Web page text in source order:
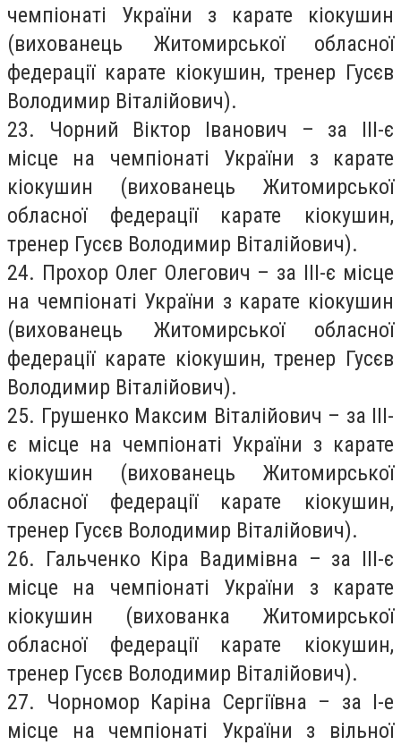
чемпіонаті України з карате кіокушин
(вихованець Житомирської обласної
федерації карате кіокушин, тренер Гусєв
Володимир Віталійович).
23. Чорний Віктор Іванович – за ІІІ-є
місце на чемпіонаті України з карате
кіокушин (вихованець Житомирської
обласної федерації карате кіокушин,
тренер Гусєв Володимир Віталійович).
24. Прохор Олег Олегович – за ІІІ-є місце
на чемпіонаті України з карате кіокушин
(вихованець Житомирської обласної
федерації карате кіокушин, тренер Гусєв
Володимир Віталійович).
25. Грушенко Максим Віталійович – за ІІІ-
є місце на чемпіонаті України з карате
кіокушин (вихованець Житомирської
обласної федерації карате кіокушин,
тренер Гусєв Володимир Віталійович).
26. Гальченко Кіра Вадимівна – за ІІІ-є
місце на чемпіонаті України з карате
кіокушин (вихованка Житомирської
обласної федерації карате кіокушин,
тренер Гусєв Володимир Віталійович).
27. Чорномор Каріна Сергіївна – за І-е
місце на чемпіонаті України з вільної